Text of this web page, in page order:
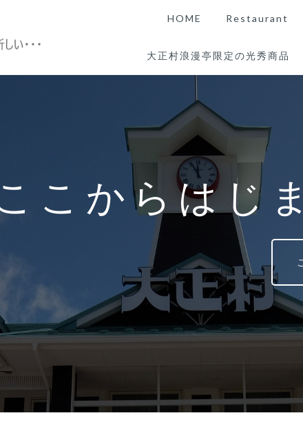
HOME Restaurant
大正村浪漫亭限定の光秀商品
こからはじ